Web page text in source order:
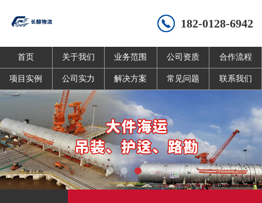
182-0128-6942
首页 关于我们 业务范围 公司资质 合作流程
项目实例 公司实力 解决方案 常见问题 联系我们